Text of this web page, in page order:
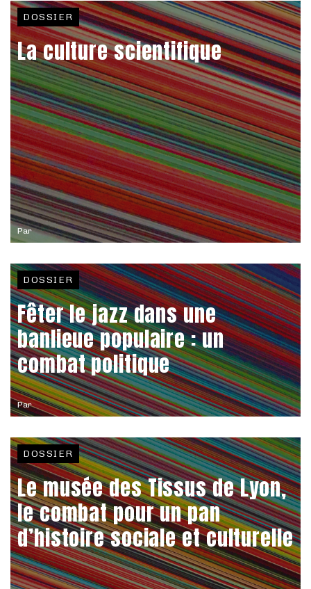
Par
DOSSIER
La culture scientifique
Par
DOSSIER
Fêter le jazz dans une
banlieue populaire : un
combat politique
DOSSIER
Le musée des Tissus de Lyon,
le combat pour un pan
d’histoire sociale et culturelle